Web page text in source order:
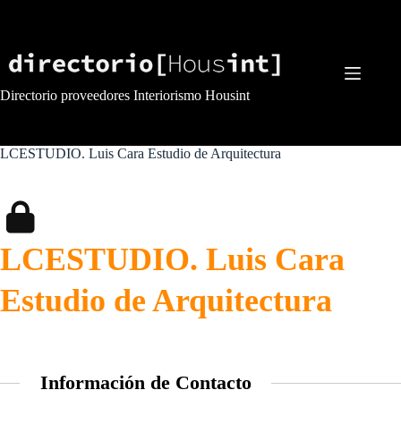
Directorio proveedores Interiorismo Housint
LCESTUDIO. Luis Cara Estudio de Arquitectura
LCESTUDIO. Luis Cara
Estudio de Arquitectura
Información de Contacto